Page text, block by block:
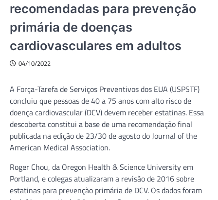
recomendadas para prevenção
primária de doenças
cardiovasculares em adultos
04/10/2022
A Força-Tarefa de Serviços Preventivos dos EUA (USPSTF)
concluiu que pessoas de 40 a 75 anos com alto risco de
doença cardiovascular (DCV) devem receber estatinas. Essa
descoberta constitui a base de uma recomendação final
publicada na edição de 23/30 de agosto do Journal of the
American Medical Association.
Roger Chou, da Oregon Health & Science University em
Portland, e colegas atualizaram a revisão de 2016 sobre
estatinas para prevenção primária de DCV. Os dados foram